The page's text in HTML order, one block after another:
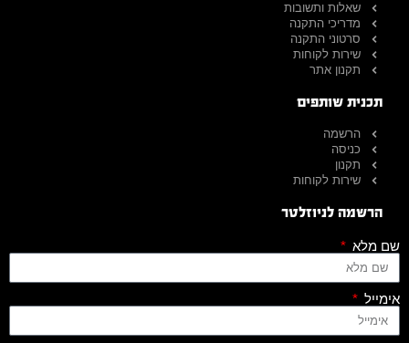
שאלות ותשובות
מדריכי התקנה
סרטוני התקנה
שירות לקוחות
תקנון אתר
תכנית שותפים
הרשמה
כניסה
תקנון
שירות לקוחות
הרשמה לניוזלטר
שם מלא
אימייל